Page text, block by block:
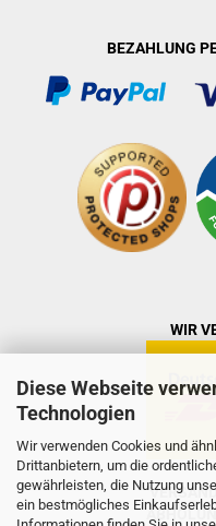
Diese Webseite
Technologien
Wir verwenden Cookies und
Drittanbietern, um die
gewährleisten, die Nutzung
ein bestmögliches
BEZAHLUNG
WIR